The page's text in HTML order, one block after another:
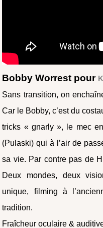
Bobby Worrest pour
Sans transition, on
Car le Bobby, c’est du
tricks « gnarly », le mec
(Pulaski) qui à l’air de
sa vie. Par contre pas de
Deux mondes, deux
unique, filming à
tradition.
Fraîcheur oculaire &